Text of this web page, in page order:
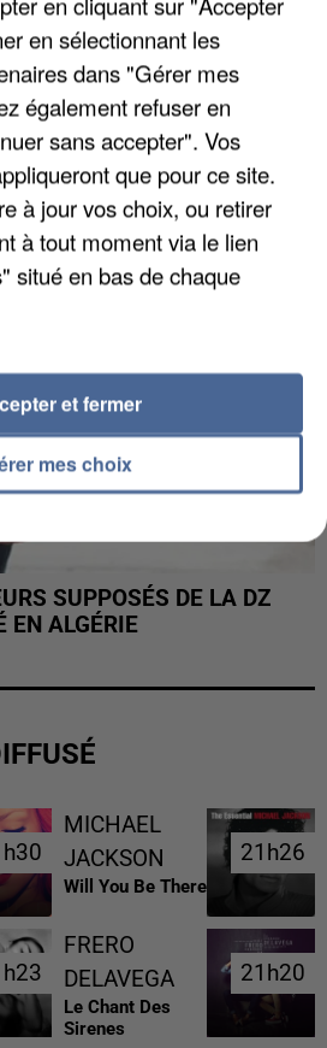
CANICULES, LES REFUGES
SONT...
SUPPOSÉS DE LA DZ
EN ALGÉRIE
MICHAEL
JACKSON
Will You Be There
21h26
21h26
FRERO
DELAVEGA
Le Chant Des
Sirenes
21h20
21h20
en sélectionnant les
dans "Gérer mes
également refuser en
sans accepter". Vos
que pour ce site.
à jour vos choix, ou retirer
à tout moment via le lien
situé en bas de chaque
mes choix
et fermer